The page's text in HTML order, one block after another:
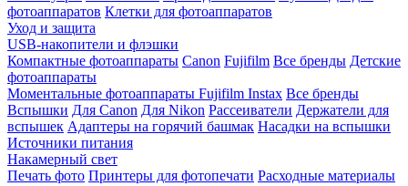
фотоаппаратов Клетки для фотоаппаратов
Уход и защита
USB-накопители и флэшки
Компактные фотоаппараты Canon Fujifilm Все бренды Детские
фотоаппараты
Моментальные фотоаппараты Fujifilm Instax Все бренды
Вспышки Для Canon Для Nikon Рассеиватели Держатели для
вспышек Адаптеры на горячий башмак Насадки на вспышки
Источники питания
Накамерный свет
Печать фото Принтеры для фотопечати Расходные материалы